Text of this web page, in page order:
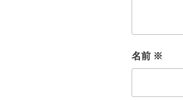
名前 ※